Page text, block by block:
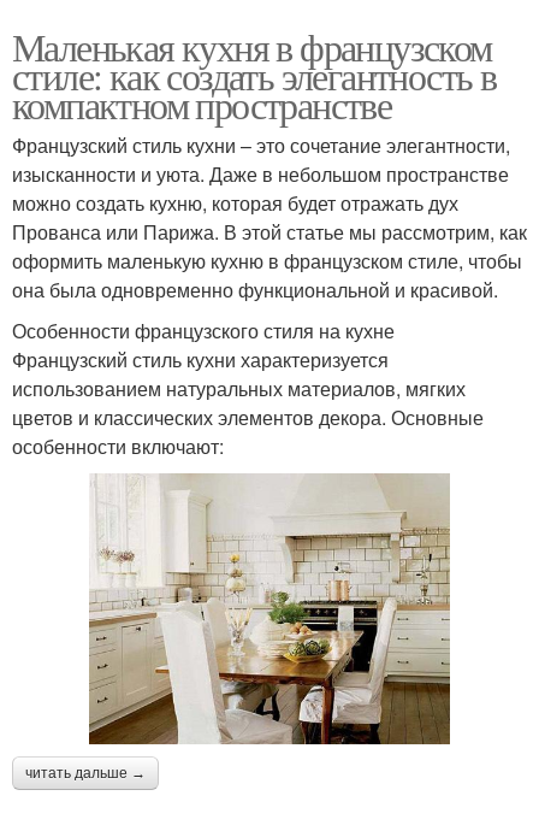
Маленькая кухня в французском
стиле: как создать элегантность в
компактном пространстве
Французский стиль кухни – это сочетание элегантности,
изысканности и уюта. Даже в небольшом пространстве
можно создать кухню, которая будет отражать дух
Прованса или Парижа. В этой статье мы рассмотрим, как
оформить маленькую кухню в французском стиле, чтобы
она была одновременно функциональной и красивой.
Особенности французского стиля на кухне
Французский стиль кухни характеризуется
использованием натуральных материалов, мягких
цветов и классических элементов декора. Основные
особенности включают:
читать дальше →